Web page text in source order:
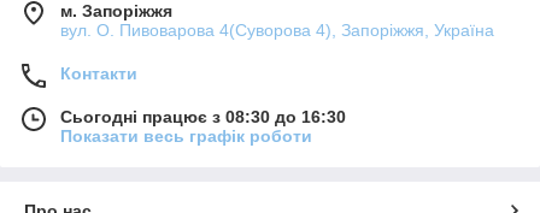
м. Запоріжжя
вул. О. Пивоварова 4(Суворова 4), Запоріжжя, Україна
Контакти
Сьогодні працює з 08:30 до 16:30
Показати весь графік роботи